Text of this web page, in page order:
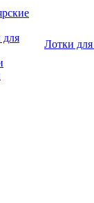
Лотки